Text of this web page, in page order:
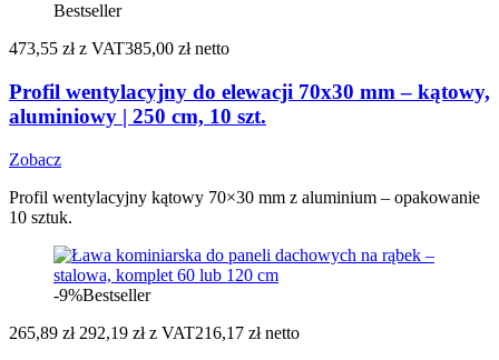
Bestseller
473,55 zł z VAT385,00 zł netto
Profil wentylacyjny do elewacji 70x30 mm – kątowy,
aluminiowy | 250 cm, 10 szt.
Zobacz
Profil wentylacyjny kątowy 70×30 mm z aluminium – opakowanie
10 sztuk.
-9%Bestseller
265,89 zł 292,19 zł z VAT216,17 zł netto